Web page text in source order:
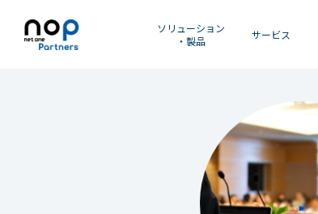
ソリューション
・製品
サービス